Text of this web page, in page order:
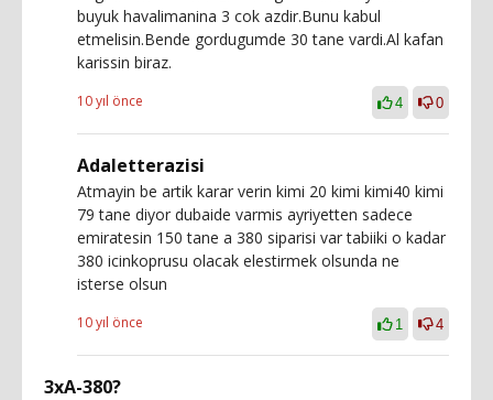
buyuk havalimanina 3 cok azdir.Bunu kabul
etmelisin.Bende gordugumde 30 tane vardi.Al kafan
karissin biraz.
10 yıl önce 4 0
Adaletterazisi
Atmayin be artik karar verin kimi 20 kimi kimi40 kimi
79 tane diyor dubaide varmis ayriyetten sadece
emiratesin 150 tane a 380 siparisi var tabiiki o kadar
380 icinkoprusu olacak elestirmek olsunda ne
isterse olsun
10 yıl önce 1 4
3xA-380?